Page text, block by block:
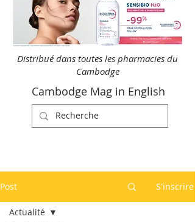
Distribué dans toutes les pharmacies du
Cambodge
Cambodge Mag in English
Post S'inscrire
Actualité